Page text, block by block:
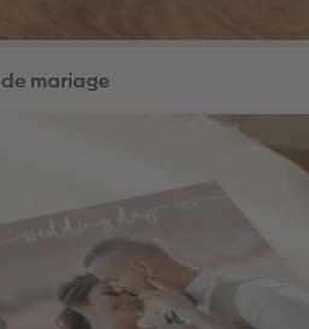
mariage